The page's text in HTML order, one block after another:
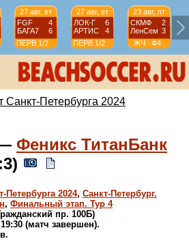
27 авг, вт
FGF
4
БАГА7
6
ПЕРВ 1/2
27 авг, вт
ЛОК-Г
6
АРТИС
4
ПЕРВ 1/2
23 авг, пт
СКМФ
2
ЛенСем 3
ЖЧ
Ф4
Санкт-Петербурга 2024
Феникс ТитанБанк
Петербурга 2024, Санкт-Петербург.
, Финальный этап. Тур 4
пр. 100Б)
(матч завершен).